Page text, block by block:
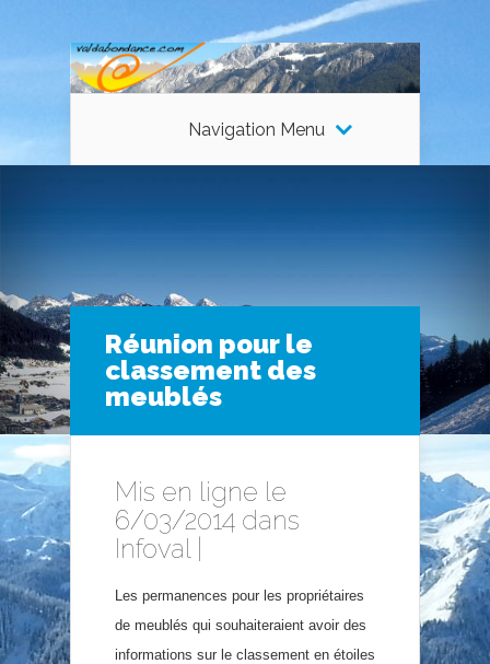
Navigation Menu
Réunion pour le
classement des
meublés
Mis en ligne le
6/03/2014 dans
Infoval
Les permanences pour les propriétaires
de meublés qui souhaiteraient avoir des
informations sur le classement en étoiles